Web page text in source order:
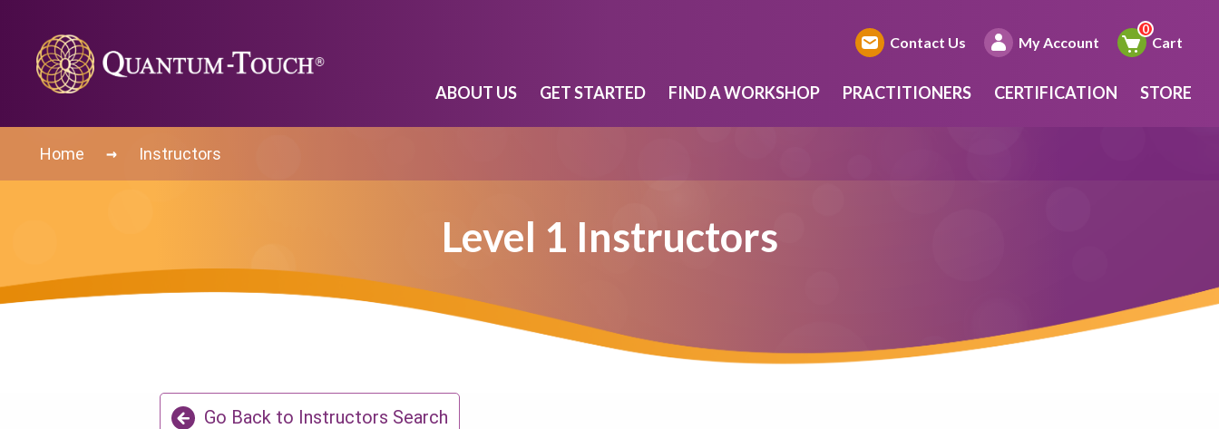
Contact Us My Account Cart
ABOUT US GET STARTED FIND A WORKSHOP PRACTITIONERS CERTIFICATION STORE
Home → Instructors
Level 1 Instructors
Go Back to Instructors Search